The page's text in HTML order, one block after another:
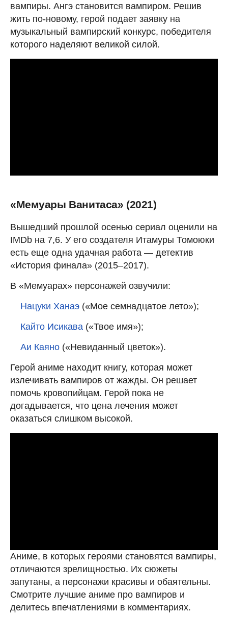
вампиры. Ангэ становится вампиром. Решив
жить по-новому, герой подает заявку на
музыкальный вампирский конкурс, победителя
которого наделяют великой силой.
«Мемуары Ванитаса» (2021)
Вышедший прошлой осенью сериал оценили на
IMDb на 7,6. У его создателя Итамуры Томоюки
есть еще одна удачная работа — детектив
«История финала» (2015–2017).
В «Мемуарах» персонажей озвучили:
Нацуки Ханаэ («Мое семнадцатое лето»);
Кайто Исикава («Твое имя»);
Аи Каяно («Невиданный цветок»).
Герой аниме находит книгу, которая может
излечивать вампиров от жажды. Он решает
помочь кровопийцам. Герой пока не
догадывается, что цена лечения может
оказаться слишком высокой.
Аниме, в которых героями становятся вампиры,
отличаются зрелищностью. Их сюжеты
запутаны, а персонажи красивы и обаятельны.
Смотрите лучшие аниме про вампиров и
делитесь впечатлениями в комментариях.